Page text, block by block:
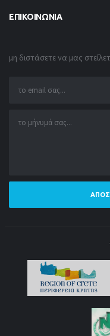
ΕΠΙΚΟΙΝΩΝΊΑ
μη διστάσετε να μας